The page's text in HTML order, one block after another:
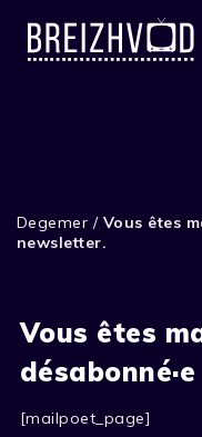
Degemer / Vous êtes
newsletter.
Vous êtes
[mailpoet_page]